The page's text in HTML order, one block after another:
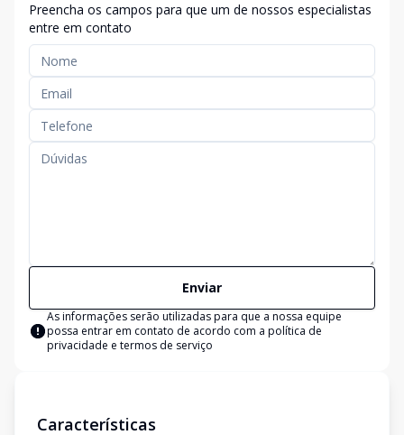
Preencha os campos para que um de nossos especialistas
entre em contato
Enviar
As informações serão utilizadas para que a nossa equipe
possa entrar em contato de acordo com a política de
privacidade e termos de serviço
Características